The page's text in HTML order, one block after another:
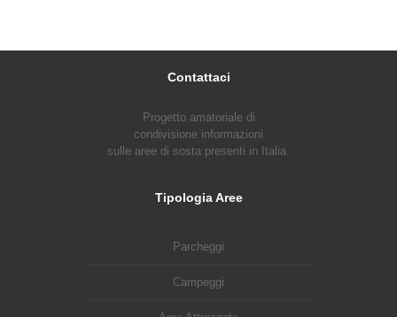
Contattaci
Progetto amatoriale di
condivisione informazioni
sulle aree di sosta presenti in Italia.
Tipologia Aree
Parcheggi
Campeggi